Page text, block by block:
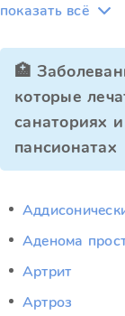
показать всё
🏥
которые
санаториях и
пансионатах
Аденома
Артрит
Артроз